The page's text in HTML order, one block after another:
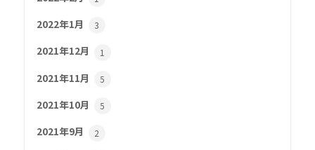
2022年1月 3
2021年12月 1
2021年11月 5
2021年10月 5
2021年9月 2